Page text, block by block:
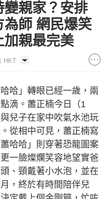
變親家？安排
為師 網民爆笑
加親最完美
HKT
哈」轉眼已經一歲，兩
滴。蕭正楠今日（1
兒子在家中吹氣水池玩
從相中可見，蕭正楠寫
哈哈」則穿著恐龍圖案
一臉燦爛笑容地望實爸
、頸戴著小水泡，並在
，終於有時間陪伴兒